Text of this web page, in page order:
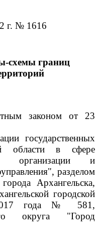
г. № 1616
схемы границ
законом от 23
государственных
области в сфере
организации и
разделом
Архангельска,
городской
года № 581,
округа "Город